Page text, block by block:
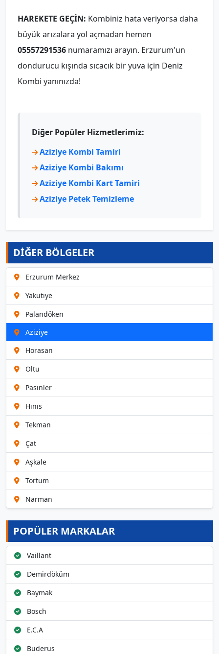
HAREKETE GEÇİN: Kombiniz hata veriyorsa daha
büyük arızalara yol açmadan hemen
05557291536 numaramızı arayın. Erzurum'un
dondurucu kışında sıcacık bir yuva için Deniz
Kombi yanınızda!
Diğer Popüler Hizmetlerimiz:
Aziziye Kombi Tamiri
Aziziye Kombi Bakımı
Aziziye Kombi Kart Tamiri
Aziziye Petek Temizleme
DİĞER BÖLGELER
Erzurum Merkez
Yakutiye
Palandöken
Aziziye
Horasan
Oltu
Pasinler
Hınıs
Tekman
Çat
Aşkale
Tortum
Narman
POPÜLER MARKALAR
Vaillant
Demirdöküm
Baymak
Bosch
E.C.A
Buderus